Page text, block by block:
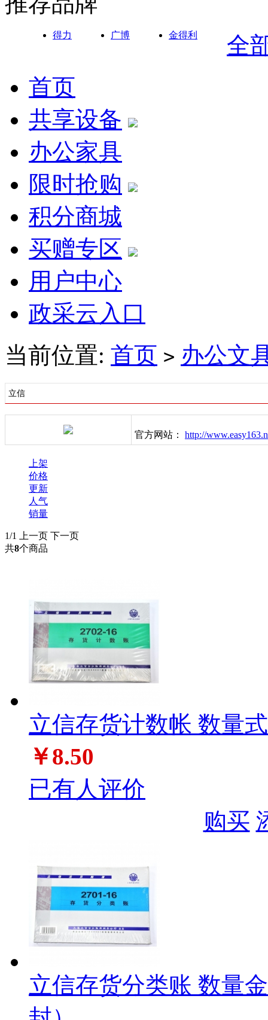
得力 广博 金得利
全
首页
共享设备
办公家具
限时抢购
积分商城
买赠专区
用户中心
政采云入口
当前位置: 首页 > 办公文
立信
官方网站： http://
上架
价格
更新
人气
销量
1/1 上一页 下一页
共8个商品
立信存货计数帐 数量
￥8.50
已有人评价
购买
立信存货分类账 数量